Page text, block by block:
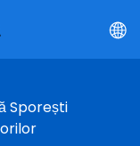
Sporești